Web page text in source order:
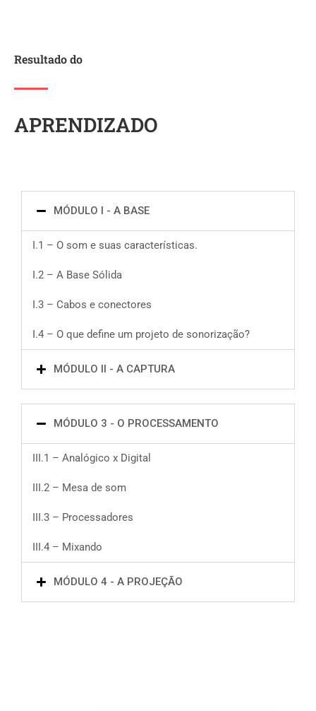
Resultado do
APRENDIZADO
MÓDULO I - A BASE
I.1 – O som e suas características.
I.2 – A Base Sólida
I.3 – Cabos e conectores
I.4 – O que define um projeto de sonorização?
MÓDULO II - A CAPTURA
MÓDULO 3 - O PROCESSAMENTO
III.1 – Analógico x Digital
III.2 – Mesa de som
III.3 – Processadores
III.4 – Mixando
MÓDULO 4 - A PROJEÇÃO